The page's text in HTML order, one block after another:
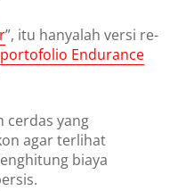
”, itu hanyalah versi re-
portofolio Endurance
cerdas yang
agar terlihat
biaya